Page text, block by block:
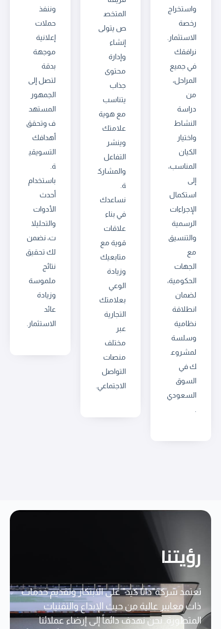
واستخراج
رخصة
الاستثمار.
نرافقك
في جميع
المراحل،
من
دراسة
النشاط
واختيار
الكيان
المناسب،
إلى
استكمال
الإجراءات
الرسمية
والتنسيق
مع
الجهات
الحكومية،
لضمان
انطلاقة
نظامية
وسلسة
لمشروع
ك في
السوق
السعودي
المتخص
ص يتولى
إنشاء
وإدارة
محتوى
جذاب
يتناسب
مع هوية
علامتك
وينشر
التفاعل
والمشارك
ة.
نساعدك
في بناء
علاقات
قوية مع
متابعيك
وزيادة
الوعي
بعلامتك
التجارية
عبر
مختلف
منصات
التواصل
الاجتماعي.
وننفذ
حملات
إعلانية
موجهة
بدقة
لتصل إلى
الجمهور
المستهد
ف وتحقق
أهدافك
التسويقي
ة.
باستخدام
أحدث
الأدوات
والتحليلا
ت، نضمن
لك تحقيق
نتائج
ملموسة
وزيادة
عائد
الاستثمار.
رؤيتنا
تعتمد شركة"داتا كيد" على الابتكار وتقديم خدمات
ذات معايير عالية من حيث الإبداع والتقنيات
المتطورة. نحن نهدف دائماً إلى إرضاء عملائنا